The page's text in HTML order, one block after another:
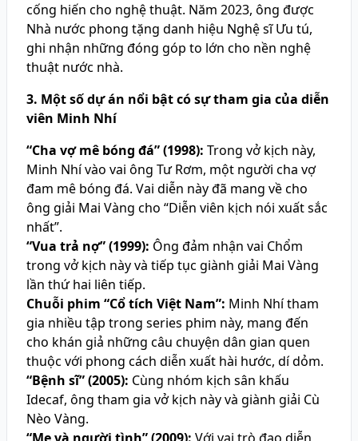
cống hiến cho nghệ thuật. Năm 2023, ông được
Nhà nước phong tặng danh hiệu Nghệ sĩ Ưu tú,
ghi nhận những đóng góp to lớn cho nền nghệ
thuật nước nhà.
3. Một số dự án nổi bật có sự tham gia của diễn
viên Minh Nhí
“Cha vợ mê bóng đá” (1998): Trong vở kịch này,
Minh Nhí vào vai ông Tư Rơm, một người cha vợ
đam mê bóng đá. Vai diễn này đã mang về cho
ông giải Mai Vàng cho “Diễn viên kịch nói xuất sắc
nhất”.
“Vua trả nợ” (1999): Ông đảm nhận vai Chổm
trong vở kịch này và tiếp tục giành giải Mai Vàng
lần thứ hai liên tiếp.
Chuỗi phim “Cổ tích Việt Nam”: Minh Nhí tham
gia nhiều tập trong series phim này, mang đến
cho khán giả những câu chuyện dân gian quen
thuộc với phong cách diễn xuất hài hước, dí dỏm.
“Bệnh sĩ” (2005): Cùng nhóm kịch sân khấu
Idecaf, ông tham gia vở kịch này và giành giải Cù
Nèo Vàng.